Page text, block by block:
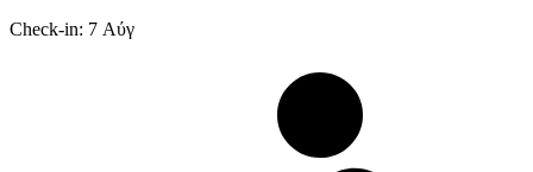
Check-in: 7 Αύγ